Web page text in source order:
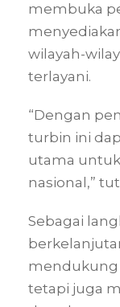
membuka
wilayah-
terlayani.
“Dengan
turbin ini
utama
nasional,”
Sebagai
mendukung
tetapi juga